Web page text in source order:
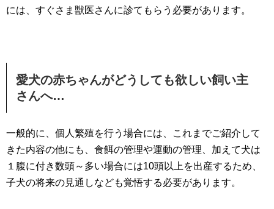
には、すぐさま獣医さんに診てもらう必要があります。
愛犬の赤ちゃんがどうしても欲しい飼い主
さんへ…
一般的に、個人繁殖を行う場合には、これまでご紹介して
きた内容の他にも、食餌の管理や運動の管理、加えて犬は
１腹に付き数頭～多い場合には10頭以上を出産するため、
子犬の将来の見通しなども覚悟する必要があります。